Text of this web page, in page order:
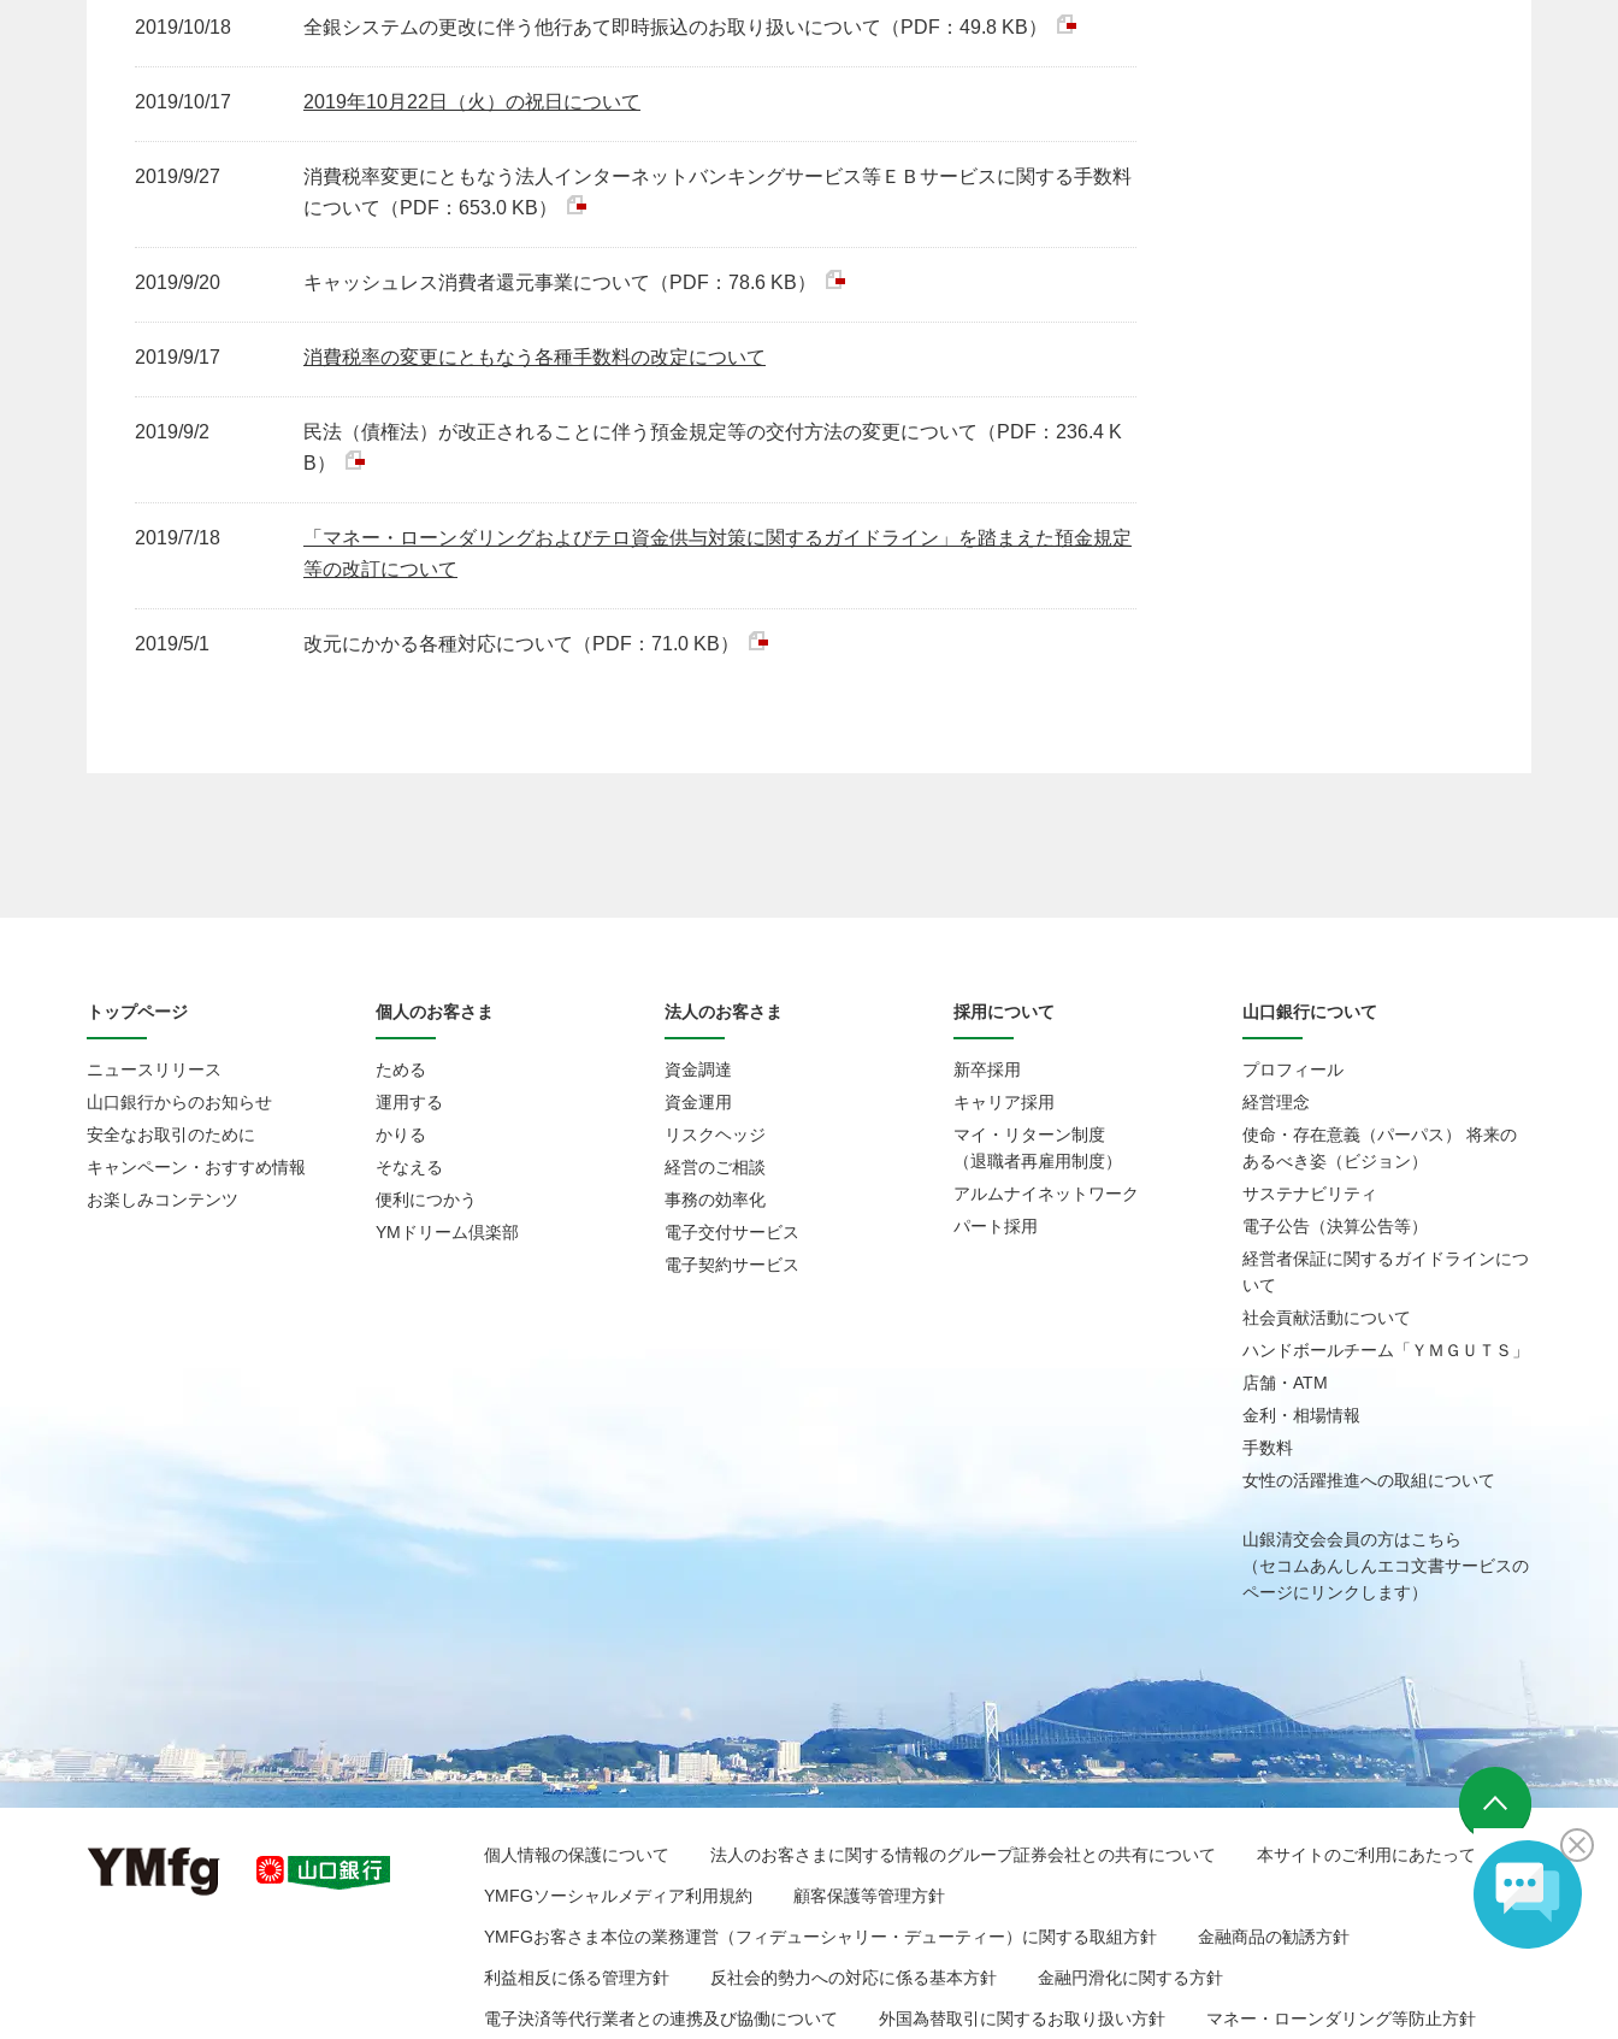
2019/10/18 全銀システムの更改に伴う他行あて即時振込のお取り扱いについて（PDF：49.8 KB）
2019/10/17 2019年10月22日（火）の祝日について
2019/9/27
消費税率変更にともなう法人インターネットバンキングサービス等ＥＢサービスに関する手数料
について（PDF：653.0 KB）
2019/9/20 キャッシュレス消費者還元事業について（PDF：78.6 KB）
2019/9/17 消費税率の変更にともなう各種手数料の改定について
2019/9/2
民法（債権法）が改正されることに伴う預金規定等の交付方法の変更について（PDF：236.4 K
B）
2019/7/18
「マネー・ローンダリングおよびテロ資金供与対策に関するガイドライン」を踏まえた預金規定
等の改訂について
2019/5/1 改元にかかる各種対応について（PDF：71.0 KB）
トップページ
ニュースリリース
山口銀行からのお知らせ
安全なお取引のために
キャンペーン・おすすめ情報
お楽しみコンテンツ
個人のお客さま
ためる
運用する
かりる
そなえる
便利につかう
YMドリーム倶楽部
法人のお客さま
資金調達
資金運用
リスクヘッジ
経営のご相談
事務の効率化
電子交付サービス
電子契約サービス
採用について
新卒採用
キャリア採用
マイ・リターン制度
（退職者再雇用制度）
アルムナイネットワーク
パート採用
山口銀行について
プロフィール
経営理念
使命・存在意義（パーパス） 将来の
あるべき姿（ビジョン）
サステナビリティ
電子公告（決算公告等）
経営者保証に関するガイドラインにつ
いて
社会貢献活動について
ハンドボールチーム「ＹＭＧＵＴＳ」
店舗・ATM
金利・相場情報
手数料
女性の活躍推進への取組について
山銀清交会会員の方はこちら
（セコムあんしんエコ文書サービスの
ページにリンクします）
個人情報の保護について 法人のお客さまに関する情報のグループ証券会社との共有について 本サイトのご利用にあたって
YMFGソーシャルメディア利用規約 顧客保護等管理方針
YMFGお客さま本位の業務運営（フィデューシャリー・デューティー）に関する取組方針 金融商品の勧誘方針
利益相反に係る管理方針 反社会的勢力への対応に係る基本方針 金融円滑化に関する方針
電子決済等代行業者との連携及び協働について 外国為替取引に関するお取り扱い方針 マネー・ローンダリング等防止方針